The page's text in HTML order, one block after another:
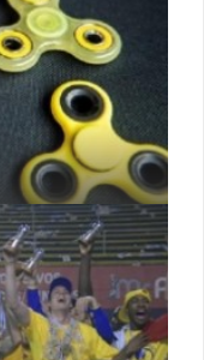
girador inquieto).El
pero en